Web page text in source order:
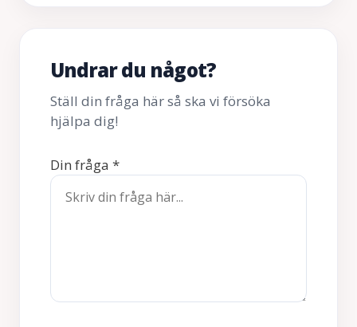
Undrar du något?
Ställ din fråga här så ska vi försöka
hjälpa dig!
Din fråga *